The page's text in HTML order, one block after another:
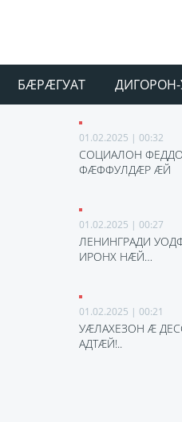
БÆРÆГУАТ ДИГОРОН-
01.02.2025 | 00:32
СОЦИАЛОН
ФÆФФУЛДÆР ÆЙ
01.02.2025 | 00:27
ЛЕНИНГРАДИ
ИРОНХ НÆЙ…
01.02.2025 | 00:21
УÆЛАХЕЗОН Æ
АДТÆЙ!..